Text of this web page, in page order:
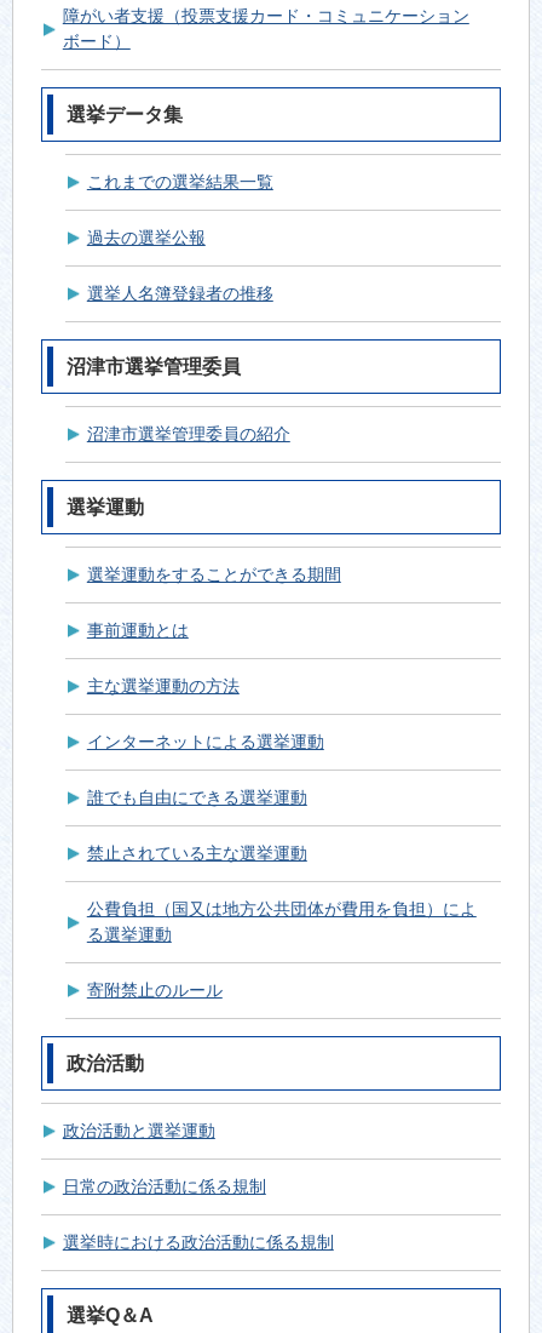
障がい者支援（投票支援カード・コミュニケーション
ボード）
選挙データ集
これまでの選挙結果一覧
過去の選挙公報
選挙人名簿登録者の推移
沼津市選挙管理委員
沼津市選挙管理委員の紹介
選挙運動
選挙運動をすることができる期間
事前運動とは
主な選挙運動の方法
インターネットによる選挙運動
誰でも自由にできる選挙運動
禁止されている主な選挙運動
公費負担（国又は地方公共団体が費用を負担）によ
る選挙運動
寄附禁止のルール
政治活動
政治活動と選挙運動
日常の政治活動に係る規制
選挙時における政治活動に係る規制
選挙Q＆A